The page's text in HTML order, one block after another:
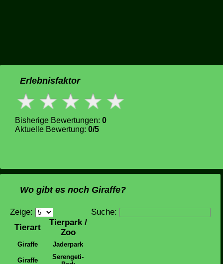
Erlebnisfaktor
Bisherige Bewertungen: 0
Aktuelle Bewertung: 0/5
Wo gibt es noch Giraffe?
Suche:
Zeige:
Tierart
Tierpark /
Zoo
Giraffe Jaderpark
Giraffe
Serengeti-